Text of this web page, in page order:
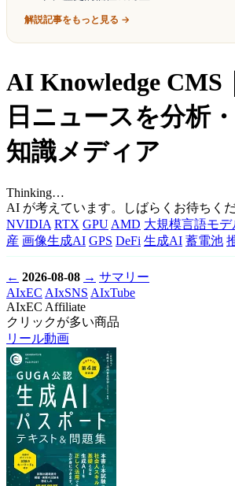
解説記事をもっと見る →
AI Knowledge CMS
日ニュースを分析
知識メディア
Thinking…
AI が考えています。しばらくお待ちくだ
NVIDIA RTX GPUAMD 大規模言語モデ
産 画像生成AI GPS DeFi 生成AI 蓄電池
← 2026-08-08 → サマリー
AIxEC AIxSNS AIxTube
AIxEC Affiliate
クリックが多い商品
リール動画